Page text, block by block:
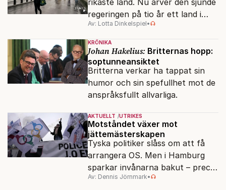
regeringen på tio år ett land i
politiskt och ekonomiskt kaos.
Av: Lotta Dinkelspiel•
KRÖNIKA
Johan Hakelius: Britternas hopp:
soptunneansiktet
Britterna verkar ha tappat sin
humor och sin spefullhet mot de
anspråksfullt allvarliga.
AKTUELLT UTRIKES
Motståndet växer mot
jättemästerskapen
Tyska politiker slåss om att få
arrangera OS. Men i Hamburg
sparkar invånarna bakut – precis
som de gjort tidigare i Paris,
Av: Dennis Jörnmark•